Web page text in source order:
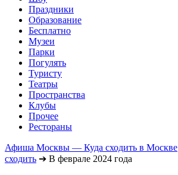
Праздники
Образование
Бесплатно
Музеи
Парки
Погулять
Туристу
Театры
Пространства
Клубы
Прочее
Рестораны
Афиша Москвы — Куда сходить в Москве
сходить ➔ В феврале 2024 года